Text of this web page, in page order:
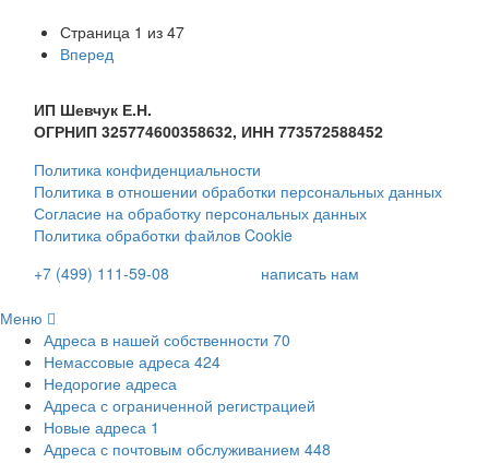
Страница 1 из 47
Вперед
ИП Шевчук Е.Н.
ОГРНИП 325774600358632, ИНН 773572588452
Политика конфиденциальности
Политика в отношении обработки персональных данных
Согласие на обработку персональных данных
Политика обработки файлов Cookie
+7 (499) 111-59-08
написать нам
Меню
Адреса в нашей собственности 70
Немассовые адреса 424
Недорогие адреса
Адреса с ограниченной регистрацией
Новые адреса 1
Адреса с почтовым обслуживанием 448